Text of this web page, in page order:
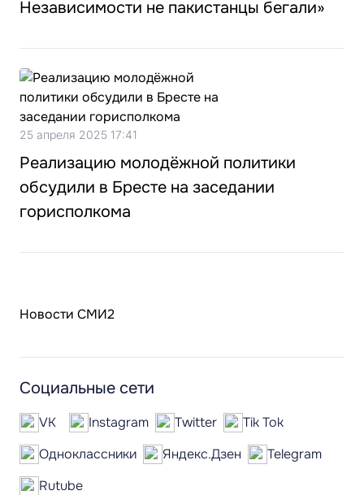
Независимости не пакистанцы бегали»
25 апреля 2025 17:41
Реализацию молодёжной политики
обсудили в Бресте на заседании
горисполкома
Новости СМИ2
Социальные сети
VK Instagram Twitter
Tik Tok
Одноклассники
Яндекс.Дзен
Telegram
Rutube